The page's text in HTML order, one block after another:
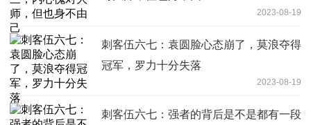
2023-08-19
刺客伍六七：袁圆脸心态崩了，莫浪夺得
冠军，罗力十分失落
2023-08-19
刺客伍六七：强者的背后是不是都有一段